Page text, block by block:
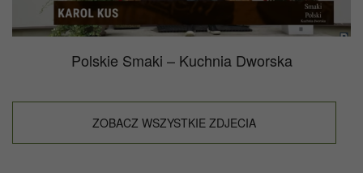
Polskie Smaki – Kuchnia Dworska
ZOBACZ WSZYSTKIE ZDJECIA